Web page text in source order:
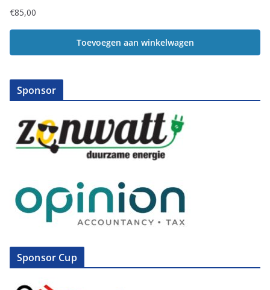
€85,00
Toevoegen aan winkelwagen
Sponsor
Sponsor Cup